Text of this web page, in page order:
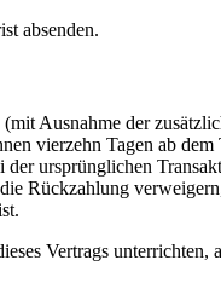
absenden.
Ausnahme der
vierzehn Tagen ab
ursprünglichen
Rückzahlung
Vertrags unterrichten,